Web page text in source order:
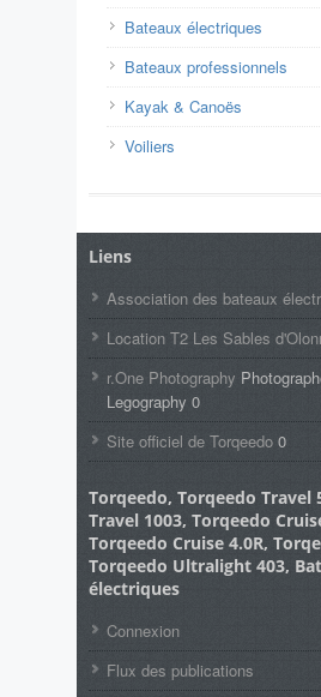
Bateaux électriques
Bateaux professionnels
Kayak & Canoës
Voiliers
Liens
Association des bateaux
Location T2 Les Sables
r.One Photography
Legography 0
Site officiel de Torqeedo 0
Torqeedo, Torqeedo Travel
Travel 1003, Torqeedo
Torqeedo Cruise 4.0R,
Torqeedo Ultralight 403,
électriques
Connexion
Flux des publications